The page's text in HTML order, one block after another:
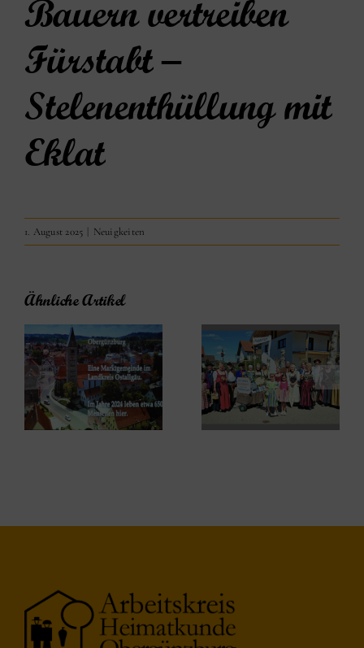
Bauern vertreiben
Fürstabt –
Stelenenthüllung mit
Eklat
1. August 2025 Neuigkeiten
Ähnliche Artikel
Freischießen
2025
Peter Pfister:
Ein Leben für
Archäologie
und für